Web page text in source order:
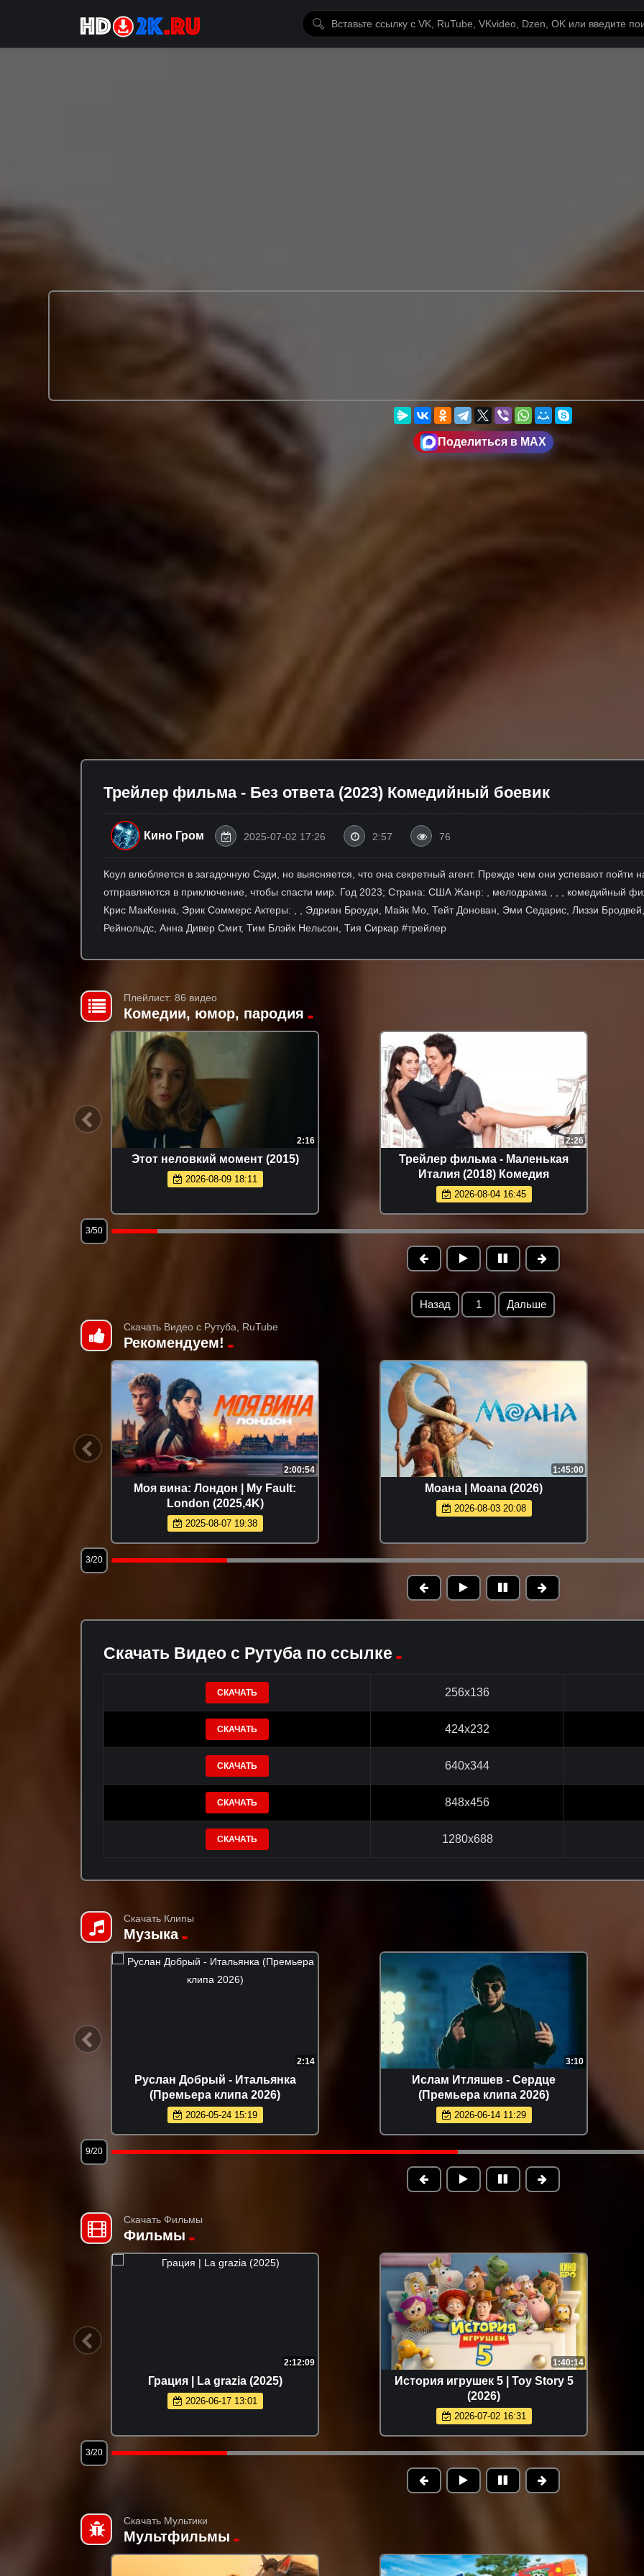
Поделиться в MAX
Трейлер фильма - Без ответа (2023) Комедийный боевик
Кино Гром 2025-07-02 17:26 2:57 76
Коул влюбляется в загадочную Сэди, но выясняется, что она секретный агент. Прежде чем они успевают пойти
отправляются в приключение, чтобы спасти мир. Год 2023; Страна: США Жанр: , мелодрама , , , комедийный
Крис МакКенна, Эрик Соммерс Актеры: , , Эдриан Броуди, Майк Мо, Тейт Донован, Эми Седарис, Лиззи
Рейнольдс, Анна Дивер Смит, Тим Блэйк Нельсон, Тия Сиркар #трейлер
Плейлист: 86 видео
Комедии, юмор, пародия
2:16
Этот неловкий момент (2015)
2026-08-09 18:11
2:26
Трейлер фильма - Маленькая
Италия (2018) Комедия
2026-08-04 16:45
3/50
Назад 1 Дальше
Скачать Видео с Рутуба, RuTube
Рекомендуем!
2:00:54
Моя вина: Лондон | My Fault:
London (2025,4K)
2025-08-07 19:38
1:45:00
Моана | Moana (2026)
2026-08-03 20:08
3/20
Скачать Видео с Рутуба по ссылке
СКАЧАТЬ 256x136
СКАЧАТЬ 424x232
СКАЧАТЬ 640x344
СКАЧАТЬ 848x456
СКАЧАТЬ 1280x688
Скачать Клипы
Музыка
2:22
NYUSHA - Полароид (Премьера
клипа 2026)
2026-06-14 11:22
2:44
Рейсан Магомедкеримов - На
рахате (Премьера клипа 2026)
2026-06-02 12:46
12/20
Скачать Фильмы
Фильмы
2:12:09
Грация | La grazia (2025)
2026-06-17 13:01
1:40:14
История игрушек 5 | Toy Story 5
(2026)
2026-07-02 16:31
3/20
Скачать Мультики
Мультфильмы